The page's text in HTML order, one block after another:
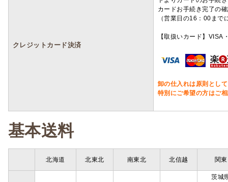
クレジットカード決済
カードお手続き完了の
（営業日の16：00ま
【取扱いカード】
卸の仕入れは原則とし
特別にご希望の方はご
基本送料
北海道 北東北 南東北 北信越 関東
茨城